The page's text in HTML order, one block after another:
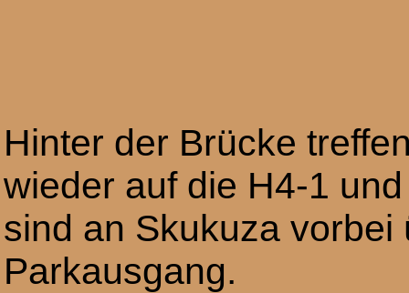
Hinter der Brücke
wieder auf die H4-1
sind an Skukuza
Parkausgang.